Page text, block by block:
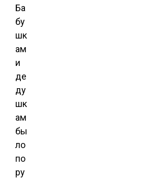
Ба
бу
шк
ам
и
де
ду
шк
ам
бы
ло
по
ру